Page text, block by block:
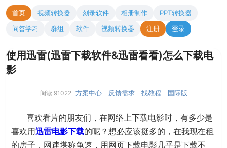
首页 视频转换器 刻录软件 相册制作
PPT转换器
问答学习
群组 软件 视频转换器 注册 登录
使用迅雷(迅雷下载软件&迅雷看看)怎么下载电
影
阅读 91022 方案中心 反馈需求 找教程 国际版
喜欢看片的朋友们，在网络上下载电影时，有多少是
喜欢用迅雷电影下载的呢？想必应该挺多的，在我现在租
的房子，网速堪称龟速，用网页下载电影几乎是下载不